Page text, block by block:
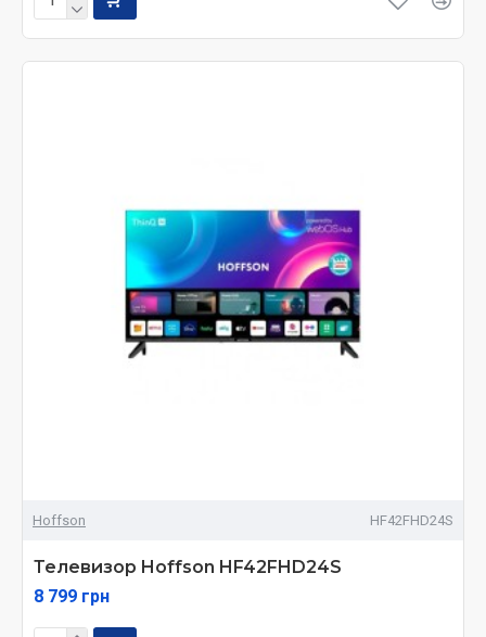
Hoffson HF42FHD24S
Телевизор Hoffson HF42FHD24S
8 799 грн